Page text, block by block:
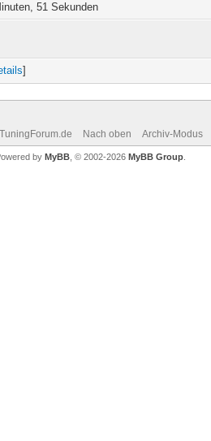
51 Sekunden
]
Nach oben Archiv-Modus
by MyBB , © 2002-2026 MyBB Group